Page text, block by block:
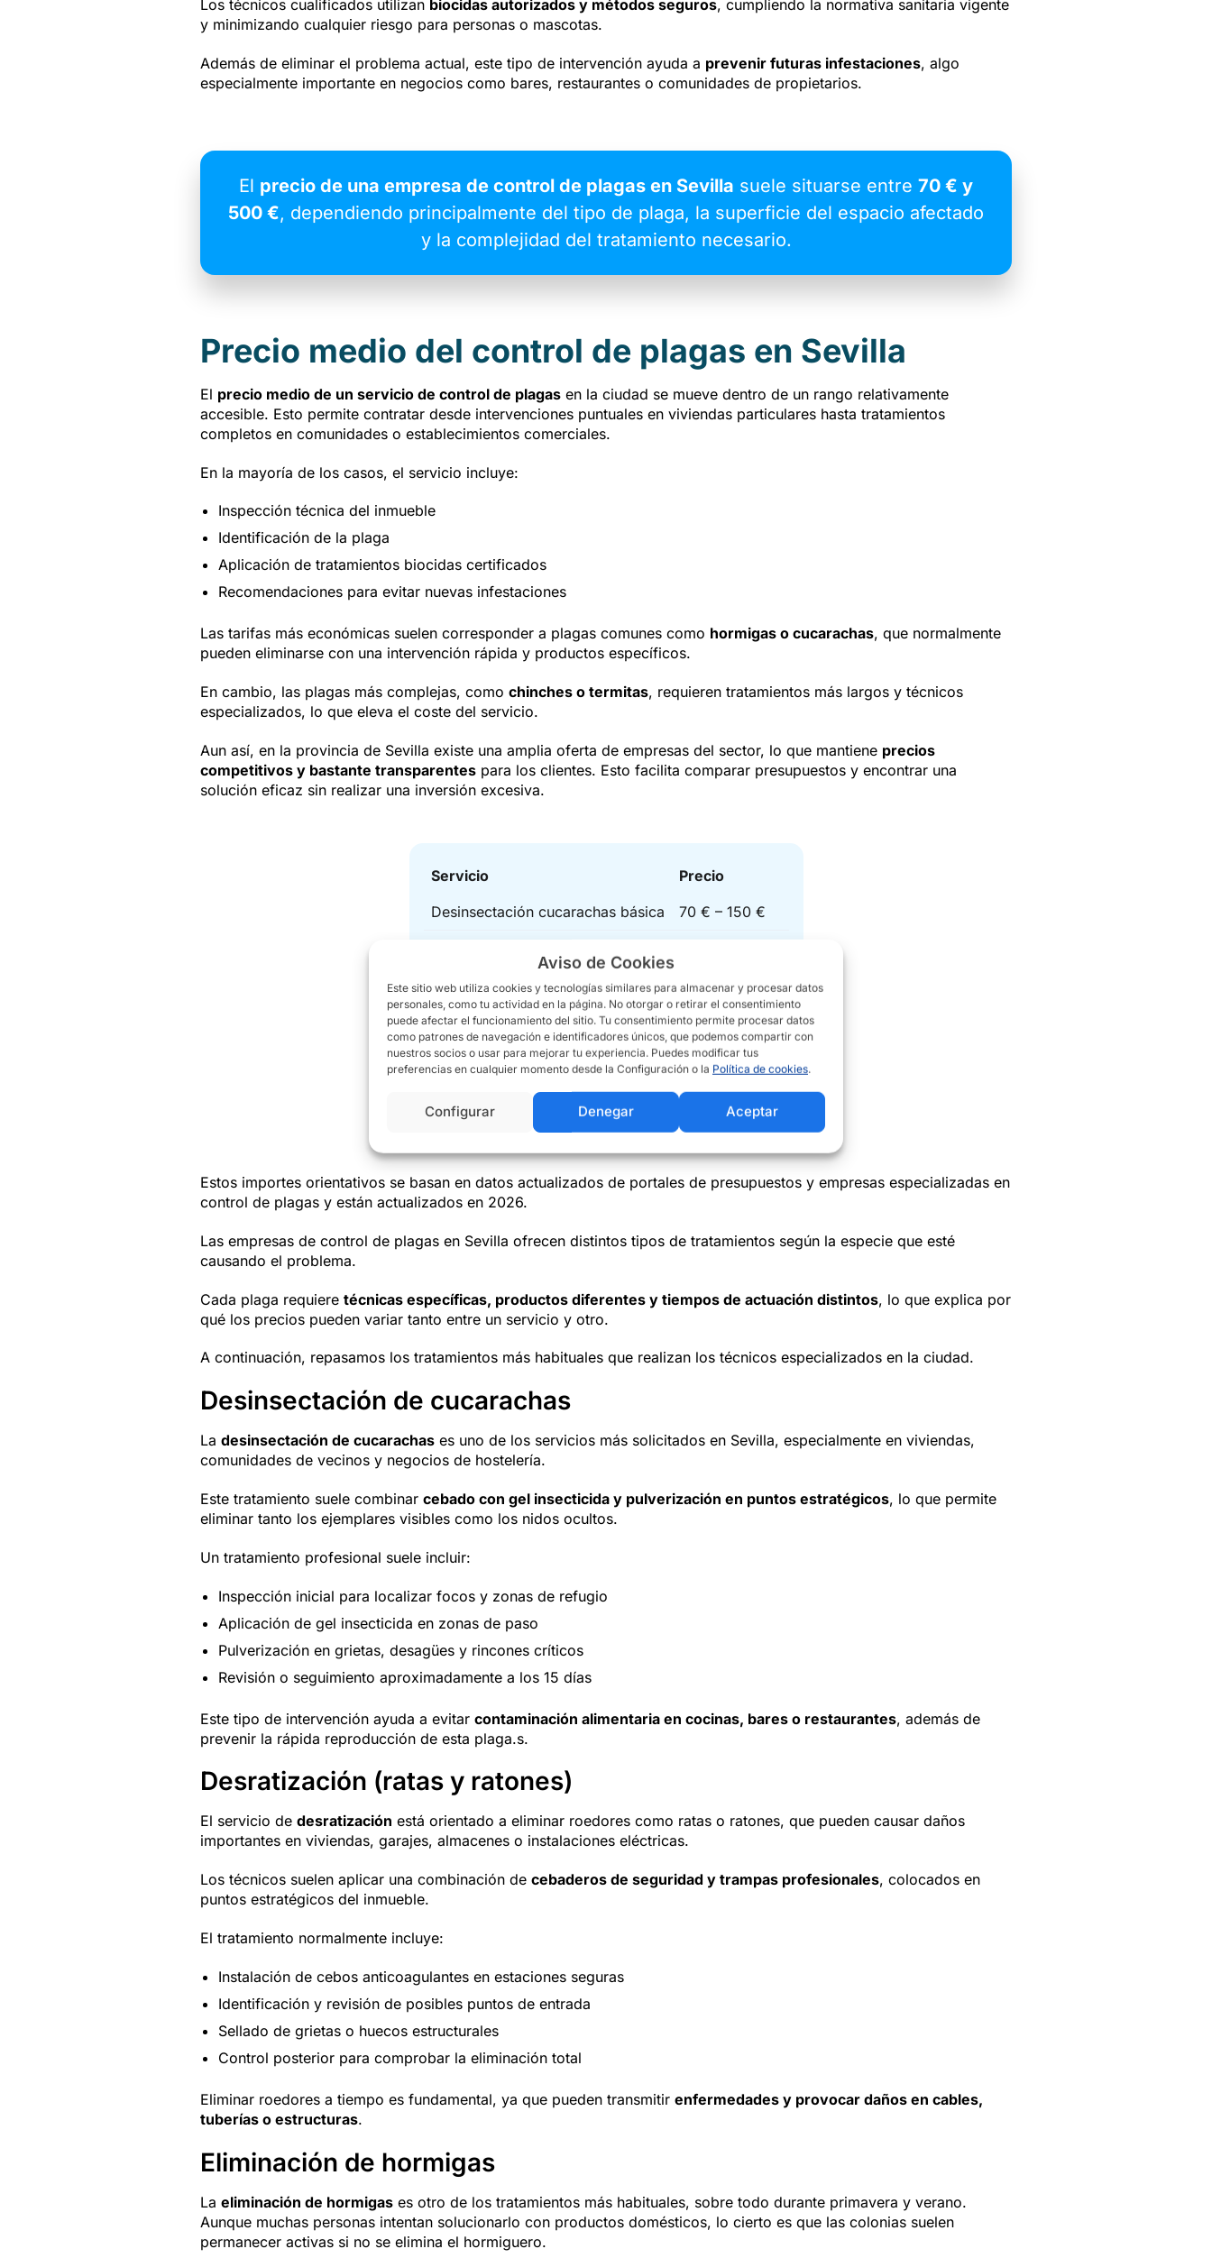
Aviso de Cookies
Este sitio web utiliza cookies y tecnologías similares para almacenar y procesar datos
personales, como tu actividad en la página. No otorgar o retirar el consentimiento
puede afectar el funcionamiento del sitio. Tu consentimiento permite procesar datos
como patrones de navegación e identificadores únicos, que podemos compartir con
nuestros socios o usar para mejorar tu experiencia. Puedes modificar tus
preferencias en cualquier momento desde la Configuración o la Política de cookies.
Aceptar
Denegar
Configurar
Los técnicos cualificados utilizan biocidas autorizados y métodos seguros, cumpliendo la normativa sanitaria vigente
y minimizando cualquier riesgo para personas o mascotas.
Además de eliminar el problema actual, este tipo de intervención ayuda a prevenir futuras infestaciones, algo
especialmente importante en negocios como bares, restaurantes o comunidades de propietarios.
El precio de una empresa de control de plagas en Sevilla suele situarse entre 70 € y
500 €, dependiendo principalmente del tipo de plaga, la superficie del espacio afectado
y la complejidad del tratamiento necesario.
Precio medio del control de plagas en Sevilla
El precio medio de un servicio de control de plagas en la ciudad se mueve dentro de un rango relativamente
accesible. Esto permite contratar desde intervenciones puntuales en viviendas particulares hasta tratamientos
completos en comunidades o establecimientos comerciales.
En la mayoría de los casos, el servicio incluye:
Inspección técnica del inmueble
Identificación de la plaga
Aplicación de tratamientos biocidas certificados
Recomendaciones para evitar nuevas infestaciones
Las tarifas más económicas suelen corresponder a plagas comunes como hormigas o cucarachas, que normalmente
pueden eliminarse con una intervención rápida y productos específicos.
En cambio, las plagas más complejas, como chinches o termitas, requieren tratamientos más largos y técnicos
especializados, lo que eleva el coste del servicio.
Aun así, en la provincia de Sevilla existe una amplia oferta de empresas del sector, lo que mantiene precios
competitivos y bastante transparentes para los clientes. Esto facilita comparar presupuestos y encontrar una
solución eficaz sin realizar una inversión excesiva.
Servicio
Precio
Desinsectación cucarachas básica
70 € – 150 €
Eliminación hormigas 70 € – 120 €
Tratamiento chinches de cama 150 € – 350 €
Fumigación general vivienda 100 € – 250 €
Control termitas o carcoma 200 € – 500 €
Estos importes orientativos se basan en datos actualizados de portales de presupuestos y empresas especializadas en
control de plagas y están actualizados en 2026.
Las empresas de control de plagas en Sevilla ofrecen distintos tipos de tratamientos según la especie que esté
causando el problema.
Cada plaga requiere técnicas específicas, productos diferentes y tiempos de actuación distintos, lo que explica por
qué los precios pueden variar tanto entre un servicio y otro.
A continuación, repasamos los tratamientos más habituales que realizan los técnicos especializados en la ciudad.
Desinsectación de cucarachas
La desinsectación de cucarachas es uno de los servicios más solicitados en Sevilla, especialmente en viviendas,
comunidades de vecinos y negocios de hostelería.
Este tratamiento suele combinar cebado con gel insecticida y pulverización en puntos estratégicos, lo que permite
eliminar tanto los ejemplares visibles como los nidos ocultos.
Un tratamiento profesional suele incluir:
Inspección inicial para localizar focos y zonas de refugio
Aplicación de gel insecticida en zonas de paso
Pulverización en grietas, desagües y rincones críticos
Revisión o seguimiento aproximadamente a los 15 días
Este tipo de intervención ayuda a evitar contaminación alimentaria en cocinas, bares o restaurantes, además de
prevenir la rápida reproducción de esta plaga.s.
Desratización (ratas y ratones)
El servicio de desratización está orientado a eliminar roedores como ratas o ratones, que pueden causar daños
importantes en viviendas, garajes, almacenes o instalaciones eléctricas.
Los técnicos suelen aplicar una combinación de cebaderos de seguridad y trampas profesionales, colocados en
puntos estratégicos del inmueble.
El tratamiento normalmente incluye:
Instalación de cebos anticoagulantes en estaciones seguras
Identificación y revisión de posibles puntos de entrada
Sellado de grietas o huecos estructurales
Control posterior para comprobar la eliminación total
Eliminar roedores a tiempo es fundamental, ya que pueden transmitir enfermedades y provocar daños en cables,
tuberías o estructuras.
Eliminación de hormigas
La eliminación de hormigas es otro de los tratamientos más habituales, sobre todo durante primavera y verano.
Aunque muchas personas intentan solucionarlo con productos domésticos, lo cierto es que las colonias suelen
permanecer activas si no se elimina el hormiguero.